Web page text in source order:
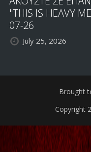
"THIS IS HEAVY
07-26
July 25, 2026
Brought
Copyright